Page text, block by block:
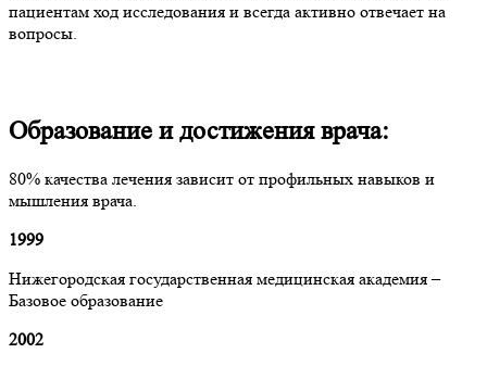
пациентам ход исследования и всегда активно отвечает на
вопросы.
Образование и достижения врача:
80% качества лечения зависит от профильных навыков и
мышления врача.
1999
Нижегородская государственная медицинская академия –
Базовое образование
2002